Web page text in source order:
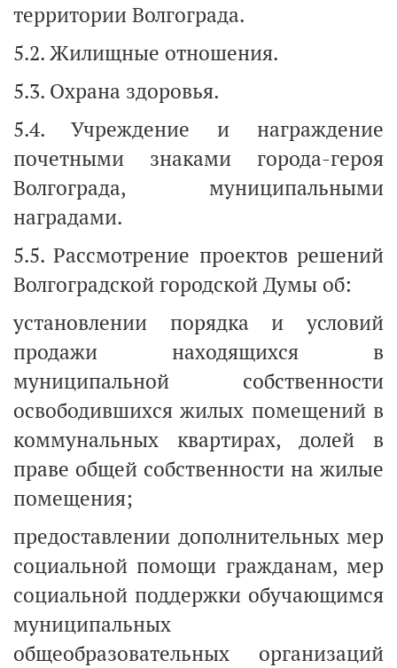
территории Волгограда.
5.2. Жилищные отношения.
5.3. Охрана здоровья.
5.4. Учреждение и награждение
почетными знаками города-героя
Волгограда, муниципальными
наградами.
5.5. Рассмотрение проектов решений
Волгоградской городской Думы об:
установлении порядка и условий
продажи находящихся в
муниципальной собственности
освободившихся жилых помещений в
коммунальных квартирах, долей в
праве общей собственности на жилые
помещения;
предоставлении дополнительных мер
социальной помощи гражданам, мер
социальной поддержки обучающимся
муниципальных
общеобразовательных организаций